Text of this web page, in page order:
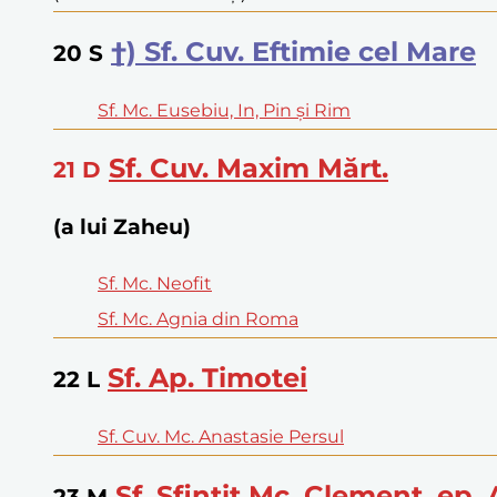
20 S †) Sf. Cuv. Eftimie cel Mare
Sf. Mc. Eusebiu, In, Pin și Rim
21 D Sf. Cuv. Maxim Mărt.
(a lui Zaheu)
Sf. Mc. Neofit
Sf. Mc. Agnia din Roma
22 L Sf. Ap. Timotei
Sf. Cuv. Mc. Anastasie Persul